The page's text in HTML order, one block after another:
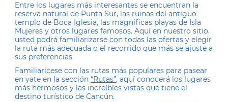
Entre los lugares más interesantes se encuentran la
reserva natural de Punta Sur, las ruinas del antiguo
templo de Boca Iglesia, las magníficas playas de Isla
Mujeres y otros lugares famosos. Aquí en nuestro sitio,
usted podrá familiarizarse con todas las ofertas y elegir
la ruta más adecuada o el recorrido que más se ajuste a
sus preferencias.
Familiarícese con las rutas más populares para pasear
en yate en la sección“Rutas”, aquí conocerá los lugares
más hermosos y las increíbles vistas que tiene el
destino turístico de Cancún.